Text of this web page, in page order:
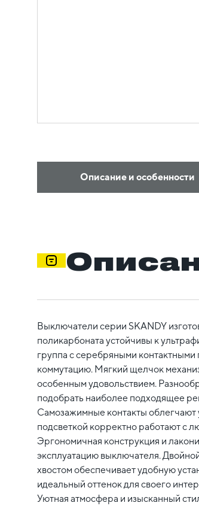
Описание и особенности
Выключатели серии SKANDY
поликарбоната устойчивы к
группа с серебряными
коммутацию. Мягкий щелчок
особенным удовольствием.
подобрать наиболее подходящее
Самозажимные контакты облегчают
подсветкой корректно работают с
Эргономичная конструкция и
эксплуатацию выключателя.
хвостом обеспечивает удобную
идеальный оттенок для своего
Уютная атмосфера и изысканный